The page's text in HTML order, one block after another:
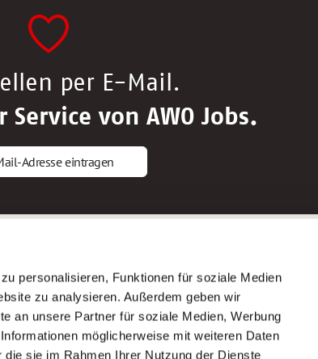
personalisieren, Funktionen für soziale Medien
zu analysieren. Außerdem geben wir
an unsere Partner für soziale Medien, Werbung
möglicherweise mit weiteren Daten
sie im Rahmen Ihrer Nutzung der Dienste
per E-Mail.
Service von AWO Jobs.
Adresse eintragen
AWO Gliederungen nach Bundesland
Stellenangebote nach Bundesländern
Sitemap
Impressum
Datenschutz